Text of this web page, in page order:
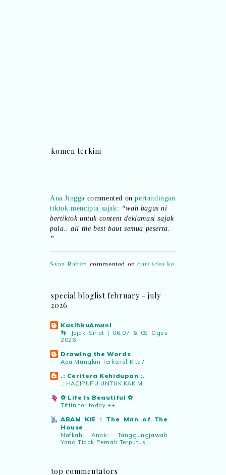
komen terkini
tiktok mencipta sajak:“wah bagus ni
bertiktok untuk content deklamasi sajak
pula.. all the best baut semua peserta.
”
realiti mencipta permainan: “Selain
dan teknologi digital terbaik!”
Syaz Rahimcommented on
pertandingan tiktok mencipta sajak:
“Menarik sungguh Pertandingan TikTok
Mencipta Sajak Kemerdekaan 2026 dari
PNM ni! Platform terbaik serlahkan
bakat puisi kebangsaan dan
patriotisme.”
Eyma Balkishcommented on
pertandingan tiktok mencipta sajak:
“Menarik..tapi lama tak mengarang
rasa kurang ideanya.”
special bloglist february - july
2026
KasihkuAmani
👣 Jejak Sihat | 06,07 & 08 Ogos
2026
Drawing the Words
Apa Mungkin Terkenal Kita?
.: Ceritera Kehidupan :.
.: HACIPUPU UNTUK KAK M :.
✿ Life Is Beautiful ✿
Tiffin for today ++
ABAM KIE : The Man of The
House
Nafkah Anak: Tanggungjawab
Yang Tidak Pernah Terputus
Tamat
top commentators